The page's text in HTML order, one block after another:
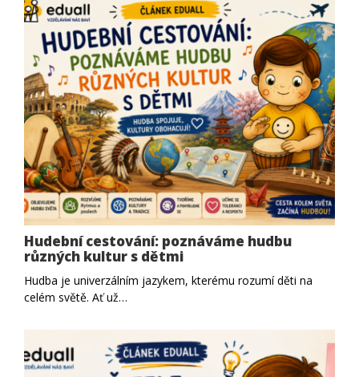
Hudební cestování: poznáváme hudbu
různých kultur s dětmi
Hudba je univerzálním jazykem, kterému rozumí děti na
celém světě. Ať už…